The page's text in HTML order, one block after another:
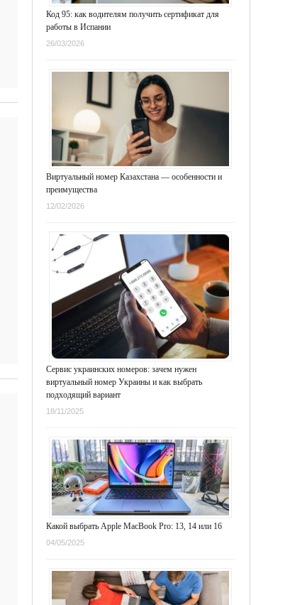
Код 95: как водителям получить сертификат для
работы в Испании
26/03/2026
Виртуальный номер Казахстана — особенности и
преимущества
12/02/2026
Сервис украинских номеров: зачем нужен
виртуальный номер Украины и как выбрать
подходящий вариант
18/11/2025
Какой выбрать Apple MacBook Pro: 13, 14 или 16
04/05/2025